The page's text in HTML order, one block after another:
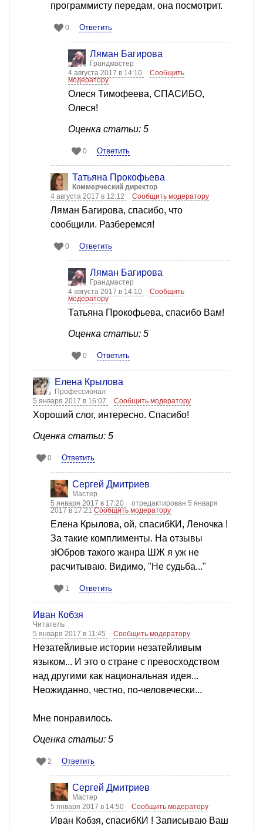
программисту передам, она посмотрит.
0 Ответить
Ляман Багирова
Грандмастер
4 августа 2017 в 14:10
Сообщить
модератору
Олеся Тимофеева, СПАСИБО,
Олеся!
Оценка статьи: 5
0 Ответить
Татьяна Прокофьева
Коммерческий директор
4 августа 2017 в 12:12
Сообщить модератору
Ляман Багирова, спасибо, что
сообщили. Разберемся!
0 Ответить
Ляман Багирова
Грандмастер
4 августа 2017 в 14:10
Сообщить
модератору
Татьяна Прокофьева, спасибо Вам!
Оценка статьи: 5
0 Ответить
Елена Крылова
Профессионал
5 января 2017 в 16:07
Сообщить модератору
Хороший слог, интересно. Спасибо!
Оценка статьи: 5
0 Ответить
Сергей Дмитриев
Мастер
5 января 2017 в 17:20
отредактирован 5 января
2017 в 17:21Сообщить модератору
Елена Крылова, ой, спасибКИ, Леночка !
За такие комплименты. На отзывы
зЮбров такого жанра ШЖ я уж не
расчитываю. Видимо, "Не судьба..."
1 Ответить
Иван Кобзя
Читатель
5 января 2017 в 11:45
Сообщить модератору
Незатейливые истории незатейливым
языком... И это о стране с превосходством
над другими как национальная идея...
Неожиданно, честно, по-человечески...
Мне понравилось.
Оценка статьи: 5
2 Ответить
Сергей Дмитриев
Мастер
5 января 2017 в 14:50
Сообщить модератору
Иван Кобзя, спасибКИ ! Записываю Ваш